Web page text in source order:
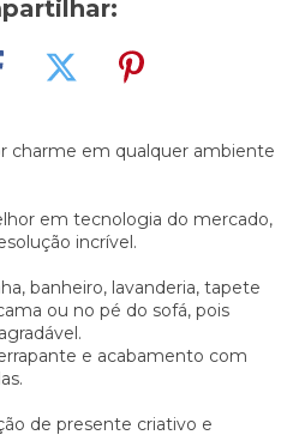
charme em qualquer ambiente
em tecnologia do mercado,
incrível.
banheiro, lavanderia, tapete
ou no pé do sofá, pois
e acabamento com
de presente criativo e